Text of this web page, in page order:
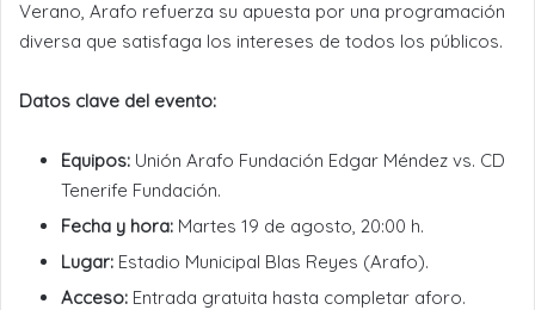
Verano, Arafo refuerza su apuesta por una programación
diversa que satisfaga los intereses de todos los públicos.
Datos clave del evento:
Equipos: Unión Arafo Fundación Edgar Méndez vs. CD
Tenerife Fundación.
Fecha y hora: Martes 19 de agosto, 20:00 h.
Lugar: Estadio Municipal Blas Reyes (Arafo).
Acceso: Entrada gratuita hasta completar aforo.